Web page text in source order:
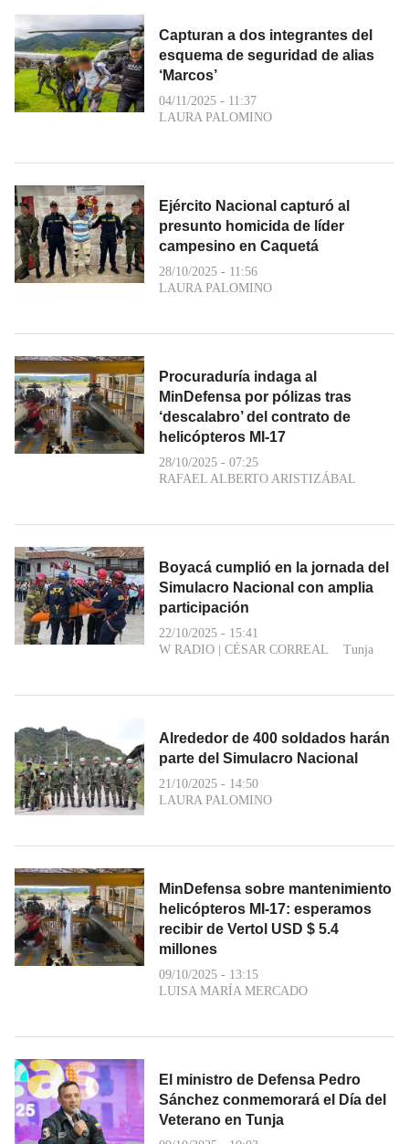
Capturan a dos integrantes del
esquema de seguridad de alias
‘Marcos’
04/11/2025 - 11:37
LAURA PALOMINO
Ejército Nacional capturó al
presunto homicida de líder
campesino en Caquetá
28/10/2025 - 11:56
LAURA PALOMINO
Procuraduría indaga al
MinDefensa por pólizas tras
‘descalabro’ del contrato de
helicópteros MI-17
28/10/2025 - 07:25
RAFAEL ALBERTO ARISTIZÁBAL
Boyacá cumplió en la jornada del
Simulacro Nacional con amplia
participación
22/10/2025 - 15:41
W RADIO
CÉSAR CORREAL Tunja
Alrededor de 400 soldados harán
parte del Simulacro Nacional
21/10/2025 - 14:50
LAURA PALOMINO
MinDefensa sobre mantenimiento
helicópteros MI-17: esperamos
recibir de Vertol USD $ 5.4
millones
09/10/2025 - 13:15
LUISA MARÍA MERCADO
El ministro de Defensa Pedro
Sánchez conmemorará el Día del
Veterano en Tunja